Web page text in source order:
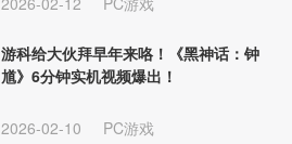
游科给大伙拜早年来咯！《黑神话：钟
馗》6分钟实机视频爆出！
2026-02-10 PC游戏